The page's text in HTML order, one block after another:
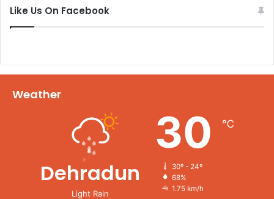
Like Us On Facebook
Weather
Dehradun
Light Rain
30 ℃
30º - 24º
68%
1.75 km/h